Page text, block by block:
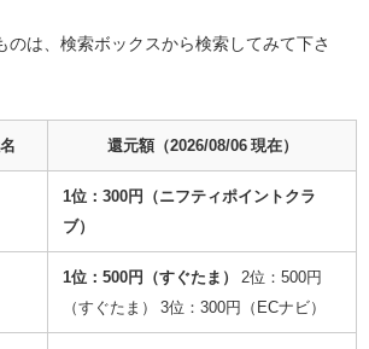
は、検索ボックスから検索してみて下さ
還元額（2026/08/06 現在）
1位：300円（ニフティポイントクラ
ブ）
1位：500円（すぐたま）
2位：500円
（すぐたま）
3位：300円（ECナビ）